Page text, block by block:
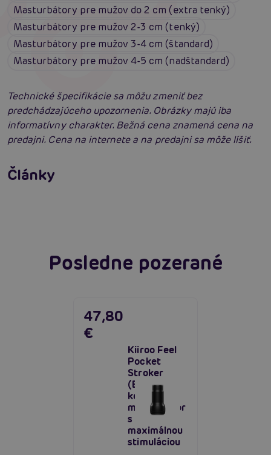
Masturbátory pre mužov do 2 cm (extra tenký)
Masturbátory pre mužov 2-3 cm (tenký)
Masturbátory pre mužov 3-4 cm (štandard)
Masturbátory pre mužov 4-5 cm (nadštandard)
Technické špecifikácie sa môžu zmeniť bez
predchádzajúceho upozornenia. Obrázky majú iba
informatívny charakter. Bežná cena znamená cena na
predajni. Cena na internete a na predajni sa môže líšiť.
Články
vedieť o masturbácii
Čítať viacej
Fleshlight Flight Commander: Zavedie ťa na
miesta, kde si ešte nikdy nebol
Posledne pozerané
Kiiroo Feel
Pocket
Stroker
(Black),
kompaktný
masturbátor
s
maximálnou
stimuláciou
47,80
€